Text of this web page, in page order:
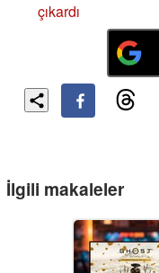
çıkardı
İlgili makaleler